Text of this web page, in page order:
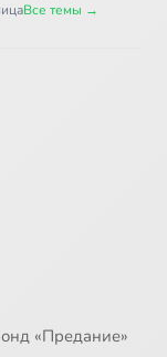
Все темы →
«Предание»